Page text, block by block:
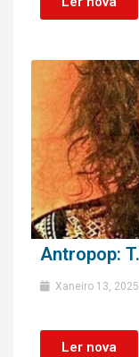
Antropop:
Xaneiro 13, 2025
Ler nova